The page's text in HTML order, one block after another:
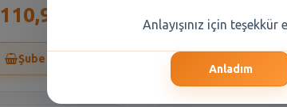
110,90 TL
Şube Seçiniz
332,90 TL
Anlayışınız için teşekkür
Anladım